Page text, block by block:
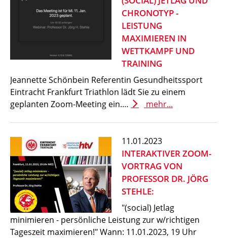
CHRONOTYP -
LEISTUNG
MAXIMIEREN IN
WETTKAMPF UND
TRAINING
Jeannette Schönbein Referentin Gesundheitssport
Eintracht Frankfurt Triathlon lädt Sie zu einem
geplanten Zoom-Meeting ein.…
mehr...
11.01.2023
INTERAKTIVER ZOOM-
VORTRAG VON
PROFESSOR DR. JÖRG
STEHLE:
"(social) Jetlag
minimieren - persönliche Leistung zur w/richtigen
Tageszeit maximieren!" Wann: 11.01.2023, 19 Uhr